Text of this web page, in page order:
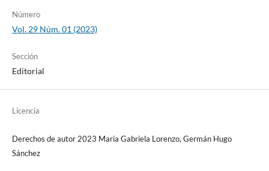
Número
Vol. 29 Núm. 01 (2023)
Sección
Editorial
Licencia
Derechos de autor 2023 María Gabriela Lorenzo, Germán Hugo
Sánchez